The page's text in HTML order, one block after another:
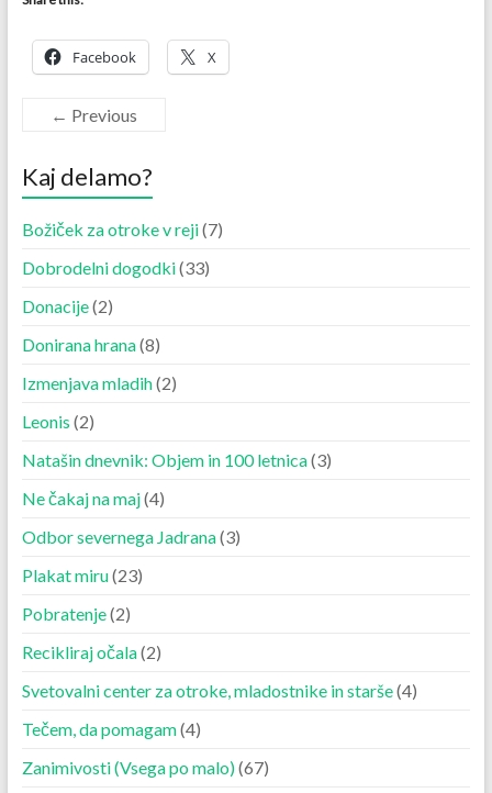
Facebook X
← Previous
Kaj delamo?
Božiček za otroke v reji(7)
Dobrodelni dogodki(33)
Donacije(2)
Donirana hrana(8)
Izmenjava mladih(2)
Leonis (2)
Natašin dnevnik: Objem in 100 letnica(3)
Ne čakaj na maj(4)
Odbor severnega Jadrana(3)
Plakat miru(23)
Pobratenje(2)
Recikliraj očala(2)
Svetovalni center za otroke, mladostnike in starše(4)
Tečem, da pomagam(4)
Zanimivosti (Vsega po malo)(67)